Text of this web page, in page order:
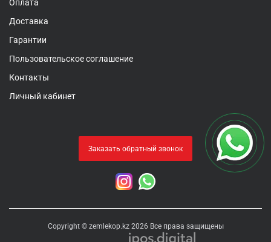
Оплата
Доставка
Гарантии
Пользовательское соглашение
Контакты
Личный кабинет
Заказать обратный звонок
Copyright © zemlekop.kz 2026 Все права защищены